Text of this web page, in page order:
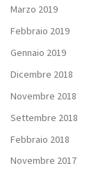
Marzo 2019
Febbraio 2019
Gennaio 2019
Dicembre 2018
Novembre 2018
Settembre 2018
Febbraio 2018
Novembre 2017